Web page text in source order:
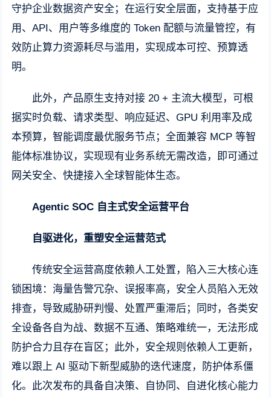
守护企业数据资产安全；在运行安全层面，支持基于应
用、API、用户等多维度的 Token 配额与流量管控，有
效防止算力资源耗尽与滥用，实现成本可控、预算透
明。
此外，产品原生支持对接 20 + 主流大模型，可根
据实时负载、请求类型、响应延迟、GPU 利用率及成
本预算，智能调度最优服务节点；全面兼容 MCP 等智
能体标准协议，实现现有业务系统无需改造，即可通过
网关安全、快捷接入全球智能体生态。
Agentic SOC 自主式安全运营平台
自驱进化，重塑安全运营范式
传统安全运营高度依赖人工处置，陷入三大核心连
锁困境：海量告警冗杂、误报率高，安全人员陷入无效
排查，导致威胁研判慢、处置严重滞后；同时，各类安
全设备各自为战、数据不互通、策略难统一，无法形成
防护合力且存在盲区；此外，安全规则依赖人工更新，
难以跟上 AI 驱动下新型威胁的迭代速度，防护体系僵
化。此次发布的具备自决策、自协同、自进化核心能力